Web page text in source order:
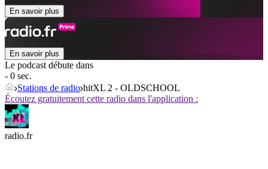
En savoir plus
En savoir plus
Le podcast débute dans
- 0 sec.
Stations de radio hitXL 2 - OLDSCHOOL
Écoutez gratuitement cette radio dans l'application :
radio.fr